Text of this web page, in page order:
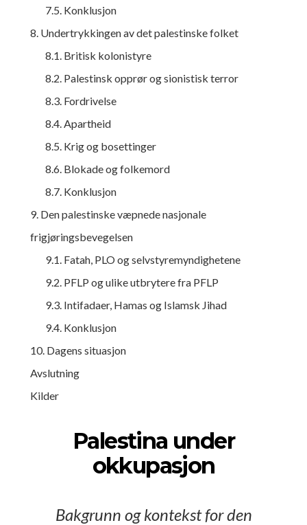
7.5. Konklusjon
8. Undertrykkingen av det palestinske folket
8.1. Britisk kolonistyre
8.2. Palestinsk opprør og sionistisk terror
8.3. Fordrivelse
8.4. Apartheid
8.5. Krig og bosettinger
8.6. Blokade og folkemord
8.7. Konklusjon
9. Den palestinske væpnede nasjonale
frigjøringsbevegelsen
9.1. Fatah, PLO og selvstyremyndighetene
9.2. PFLP og ulike utbrytere fra PFLP
9.3. Intifadaer, Hamas og Islamsk Jihad
9.4. Konklusjon
10. Dagens situasjon
Avslutning
Kilder
Palestina under
okkupasjon
Bakgrunn og kontekst for den